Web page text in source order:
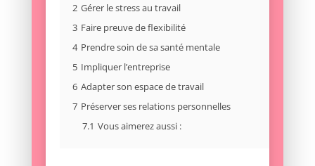
2 Gérer le stress au travail
3 Faire preuve de flexibilité
4 Prendre soin de sa santé mentale
5 Impliquer l’entreprise
6 Adapter son espace de travail
7 Préserver ses relations personnelles
7.1 Vous aimerez aussi :